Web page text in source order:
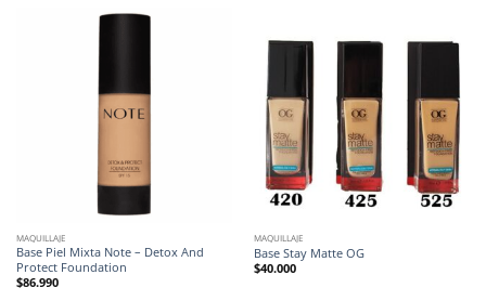
MAQUILLAJE
Base Piel Mixta Note – Detox And
Protect Foundation
$86.990
MAQUILLAJE
Base Stay Matte OG
$40.000